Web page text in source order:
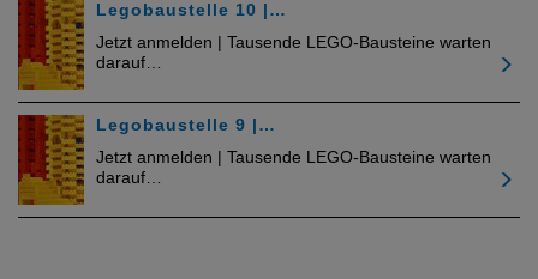
Legobaustelle 10 |…
Jetzt anmelden | Tausende LEGO-Bausteine warten
darauf…
Legobaustelle 9 |…
Jetzt anmelden | Tausende LEGO-Bausteine warten
darauf…